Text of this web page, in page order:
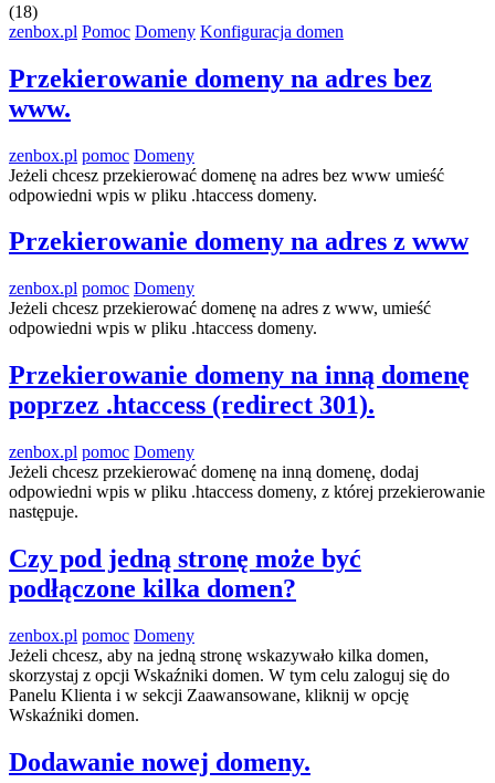
(18)
zenbox.pl Pomoc Domeny Konfiguracja domen
Przekierowanie domeny na adres bez
www.
zenbox.pl pomoc Domeny
Jeżeli chcesz przekierować domenę na adres bez www umieść
odpowiedni wpis w pliku .htaccess domeny.
Przekierowanie domeny na adres z www
zenbox.pl pomoc Domeny
Jeżeli chcesz przekierować domenę na adres z www, umieść
odpowiedni wpis w pliku .htaccess domeny.
Przekierowanie domeny na inną domenę
poprzez .htaccess (redirect 301).
zenbox.pl pomoc Domeny
Jeżeli chcesz przekierować domenę na inną domenę, dodaj
odpowiedni wpis w pliku .htaccess domeny, z której przekierowanie
następuje.
Czy pod jedną stronę może być
podłączone kilka domen?
zenbox.pl pomoc Domeny
Jeżeli chcesz, aby na jedną stronę wskazywało kilka domen,
skorzystaj z opcji Wskaźniki domen. W tym celu zaloguj się do
Panelu Klienta i w sekcji Zaawansowane, kliknij w opcję
Wskaźniki domen.
Dodawanie nowej domeny.